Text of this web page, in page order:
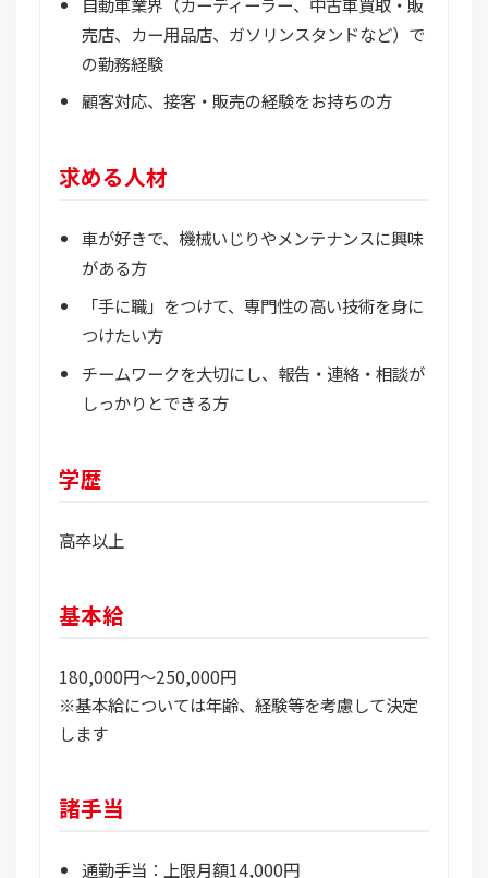
売店、カー用品店、ガソリンスタンドなど）で
の勤務経験
顧客対応、接客・販売の経験をお持ちの方
求める人材
車が好きで、機械いじりやメンテナンスに興味
がある方
「手に職」をつけて、専門性の高い技術を身に
つけたい方
チームワークを大切にし、報告・連絡・相談が
しっかりとできる方
学歴
高卒以上
基本給
180,000円～250,000円
※基本給については年齢、経験等を考慮して決定
します
諸手当
通勤手当：上限月額14,000円